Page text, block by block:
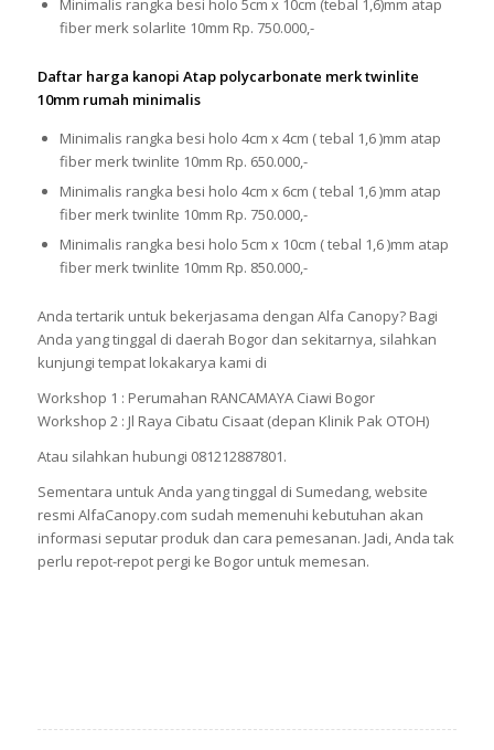
Minimalis rangka besi holo 5cm x 10cm (tebal 1,6)mm atap
fiber merk solarlite 10mm Rp. 750.000,-
Daftar harga kanopi Atap polycarbonate merk twinlite
10mm rumah minimalis
Minimalis rangka besi holo 4cm x 4cm ( tebal 1,6 )mm atap
fiber merk twinlite 10mm Rp. 650.000,-
Minimalis rangka besi holo 4cm x 6cm ( tebal 1,6 )mm atap
fiber merk twinlite 10mm Rp. 750.000,-
Minimalis rangka besi holo 5cm x 10cm ( tebal 1,6 )mm atap
fiber merk twinlite 10mm Rp. 850.000,-
Anda tertarik untuk bekerjasama dengan Alfa Canopy? Bagi
Anda yang tinggal di daerah Bogor dan sekitarnya, silahkan
kunjungi tempat lokakarya kami di
Workshop 1 : Perumahan RANCAMAYA Ciawi Bogor
Workshop 2 : Jl Raya Cibatu Cisaat (depan Klinik Pak OTOH)
Atau silahkan hubungi 081212887801.
Sementara untuk Anda yang tinggal di Sumedang, website
resmi AlfaCanopy.com sudah memenuhi kebutuhan akan
informasi seputar produk dan cara pemesanan. Jadi, Anda tak
perlu repot-repot pergi ke Bogor untuk memesan.